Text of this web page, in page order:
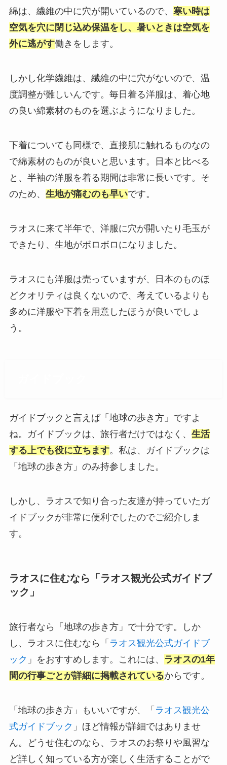
綿は、繊維の中に穴が開いているので、 寒い時は
空気を穴に閉じ込め保温をし、暑いときは空気を
外に逃がす働きをします。
しかし化学繊維は、繊維の中に穴がないので、温
度調整が難しいんです。毎日着る洋服は、着心地
の良い綿素材のものを選ぶようになりました。
下着についても同様で、直接肌に触れるものなの
で綿素材のものが良いと思います。日本と比べる
と、半袖の洋服を着る期間は非常に長いです。そ
のため、 生地が痛むのも早いです。
ラオスに来て半年で、洋服に穴が開いたり毛玉が
できたり、生地がボロボロになりました。
ラオスにも洋服は売っていますが、日本のものほ
どクオリティは良くないので、考えているよりも
多めに洋服や下着を用意したほうが良いでしょ
う。
ガイドブックと言えば「地球の歩き方」ですよ
ね。ガイドブックは、旅行者だけではなく、 生活
する上でも役に立ちます。私は、ガイドブックは
「地球の歩き方」のみ持参しました。
しかし、ラオスで知り合った友達が持っていたガ
イドブックが非常に便利でしたのでご紹介しま
す。
ラオスに住むなら「ラオス観光公式ガイドブ
ック」
旅行者なら「地球の歩き方」で十分です。しか
し、ラオスに住むなら「 ラオス観光公式ガイドブ
ック 」をおすすめします。これには、
ラオスの1年
間の行事ごとが詳細に掲載されているからです。
「地球の歩き方」もいいですが、「 ラオス観光公
式ガイドブック 」ほど情報が詳細ではありませ
ん。どうせ住むのなら、ラオスのお祭りや風習な
ど詳しく知っている方が楽しく生活することがで